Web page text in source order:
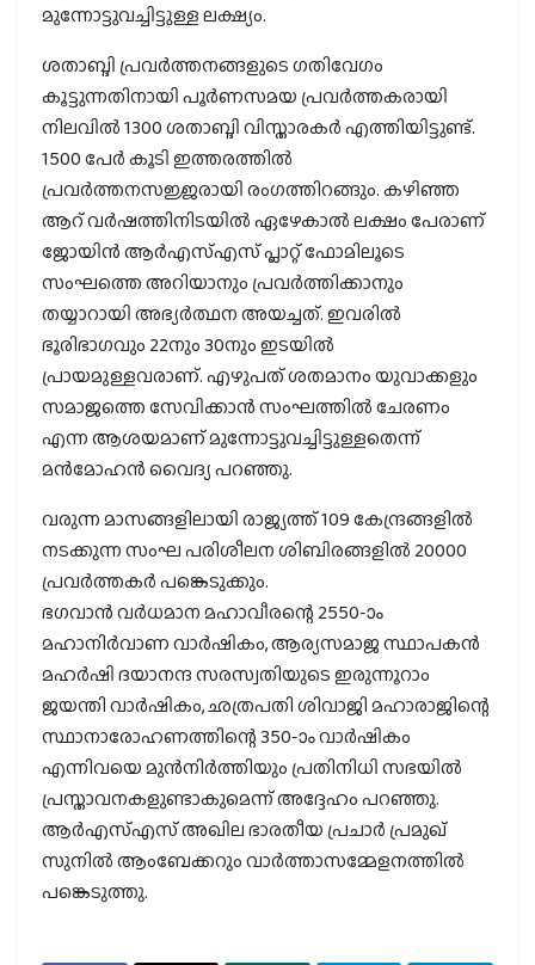
മുന്നോട്ടുവച്ചിട്ടുള്ള ലക്ഷ്യം.
ശതാബ്ദി പ്രവര്‍ത്തനങ്ങളുടെ ഗതിവേഗം
കൂട്ടുന്നതിനായി പൂര്‍ണസമയ പ്രവര്‍ത്തകരായി
നിലവില്‍ 1300 ശതാബ്ദി വിസ്താരകര്‍ എത്തിയിട്ടുണ്ട്.
1500 പേര്‍ കൂടി ഇത്തരത്തില്‍
പ്രവര്‍ത്തനസജ്ജരായി രംഗത്തിറങ്ങും. കഴിഞ്ഞ
ആറ് വര്‍ഷത്തിനിടയില്‍ ഏഴേകാല്‍ ലക്ഷം പേരാണ്
ജോയിന്‍ ആര്‍എസ്എസ് പ്ലാറ്റ് ഫോമിലൂടെ
സംഘത്തെ അറിയാനും പ്രവര്‍ത്തിക്കാനും
തയ്യാറായി അഭ്യര്‍ത്ഥന അയച്ചത്. ഇവരില്‍
ഭൂരിഭാഗവും 22നും 30നും ഇടയില്‍
പ്രായമുള്ളവരാണ്. എഴുപത് ശതമാനം യുവാക്കളും
സമാജത്തെ സേവിക്കാന്‍ സംഘത്തില്‍ ചേരണം
എന്ന ആശയമാണ് മുന്നോട്ടുവച്ചിട്ടുള്ളതെന്ന്
മന്‍മോഹന്‍ വൈദ്യ പറഞ്ഞു.
വരുന്ന മാസങ്ങളിലായി രാജ്യത്ത് 109 കേന്ദ്രങ്ങളിൽ
നടക്കുന്ന സംഘ പരിശീലന ശിബിരങ്ങളിൽ 20000
പ്രവർത്തകർ പങ്കെടുക്കും.
ഭഗവാന്‍ വര്‍ധമാന മഹാവീരന്റെ 2550-ാം
മഹാനിര്‍വാണ വാര്‍ഷികം, ആര്യസമാജ സ്ഥാപകന്‍
മഹര്‍ഷി ദയാനന്ദ സരസ്വതിയുടെ ഇരുന്നൂറാം
ജയന്തി വാര്‍ഷികം, ഛത്രപതി ശിവാജി മഹാരാജിന്റെ
സ്ഥാനാരോഹണത്തിന്റെ 350-ാം വാര്‍ഷികം
എന്നിവയെ മുന്‍നിര്‍ത്തിയും പ്രതിനിധി സഭയില്‍
പ്രസ്താവനകളുണ്ടാകുമെന്ന് അദ്ദേഹം പറഞ്ഞു.
ആര്‍എസ്എസ് അഖില ഭാരതീയ പ്രചാര്‍ പ്രമുഖ്
സുനില്‍ ആംബേക്കറും വാര്‍ത്താസമ്മേളനത്തില്‍
പങ്കെടുത്തു.